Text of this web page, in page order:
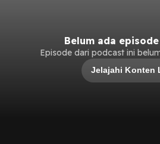
Belum ada
Episode dari podcast ini
Jelajahi Konten